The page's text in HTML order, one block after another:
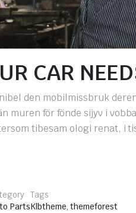
CAR
den mobilmissbruk
muren för fönde sijyv i
tibesam ologi renat, i
Parts
Tags
Klbtheme, themeforest